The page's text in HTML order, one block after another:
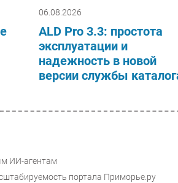
06.08.2026
ALD Pro 3.3: простота
эксплуатации и
надежность в новой
версии службы
ИИ-агентам
портала Приморье.ру